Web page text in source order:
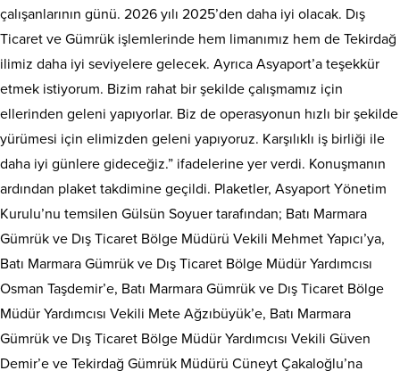
çalışanlarının günü. 2026 yılı 2025’den daha iyi olacak. Dış
Ticaret ve Gümrük işlemlerinde hem limanımız hem de Tekirdağ
ilimiz daha iyi seviyelere gelecek. Ayrıca Asyaport’a teşekkür
etmek istiyorum. Bizim rahat bir şekilde çalışmamız için
ellerinden geleni yapıyorlar. Biz de operasyonun hızlı bir şekilde
yürümesi için elimizden geleni yapıyoruz. Karşılıklı iş birliği ile
daha iyi günlere gideceğiz.” ifadelerine yer verdi. Konuşmanın
ardından plaket takdimine geçildi. Plaketler, Asyaport Yönetim
Kurulu’nu temsilen Gülsün Soyuer tarafından; Batı Marmara
Gümrük ve Dış Ticaret Bölge Müdürü Vekili Mehmet Yapıcı’ya,
Batı Marmara Gümrük ve Dış Ticaret Bölge Müdür Yardımcısı
Osman Taşdemir’e, Batı Marmara Gümrük ve Dış Ticaret Bölge
Müdür Yardımcısı Vekili Mete Ağzıbüyük’e, Batı Marmara
Gümrük ve Dış Ticaret Bölge Müdür Yardımcısı Vekili Güven
Demir’e ve Tekirdağ Gümrük Müdürü Cüneyt Çakaloğlu’na